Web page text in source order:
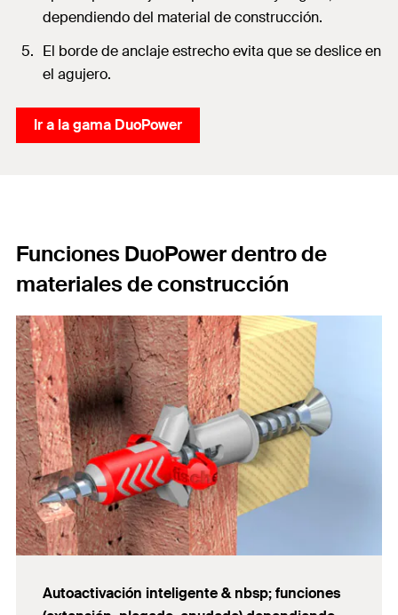
dependiendo del material de construcción.
El borde de anclaje estrecho evita que se deslice en
el agujero.
Ir a la gama DuoPower
Funciones DuoPower dentro de
materiales de construcción
Autoactivación inteligente & nbsp; funciones